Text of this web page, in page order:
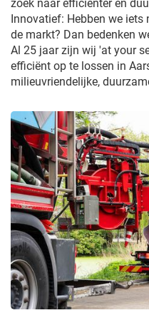
zoek naar efficiënter en
Innovatief: Hebben we iets
de markt? Dan bedenken
Al 25 jaar zijn wij 'at your
efficiënt op te lossen in
milieuvriendelijke,